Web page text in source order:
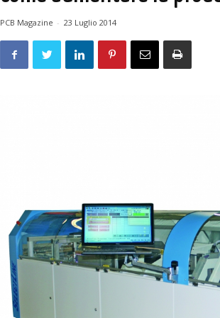
PCB Magazine - 23 Luglio 2014